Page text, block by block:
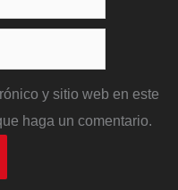
y sitio web en este
haga un comentario.